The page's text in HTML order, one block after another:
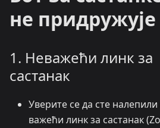
не придружује
1. Неважећи линк за
састанак
Уверите се да сте
важећи линк за састанак